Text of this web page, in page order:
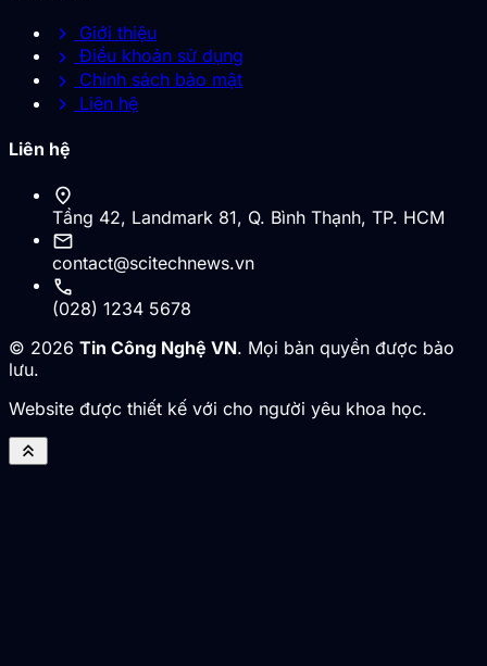
chevron_right Giới thiệu
chevron_right Điều khoản sử dụng
chevron_right Chính sách bảo mật
chevron_right Liên hệ
Liên hệ
location_on
Tầng 42, Landmark 81, Q. Bình Thạnh, TP. HCM
mail
contact@scitechnews.vn
call
(028) 1234 5678
© 2026 Tin Công Nghệ VN. Mọi bản quyền được bảo
lưu.
Website được thiết kế với cho người yêu khoa học.
keyboard_double_arrow_up